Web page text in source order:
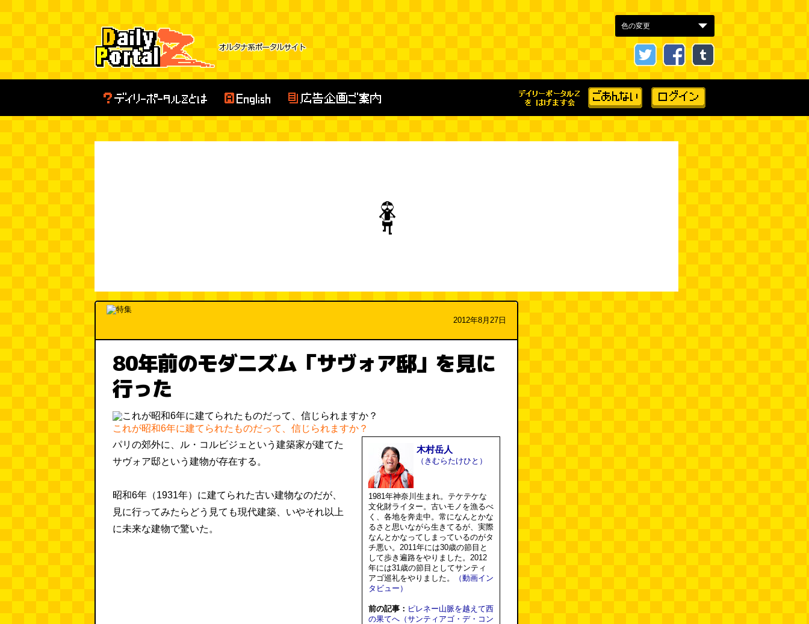
2012年8月27日
80年前のモダニズム「サヴォア邸」を見に
行った
これが昭和6年に建てられたものだって、信じられますか？
パリの郊外に、ル・コルビジェという建築家が建てた
サヴォア邸という建物が存在する。
昭和6年（1931年）に建てられた古い建物なのだが、
見に行ってみたらどう見ても現代建築、いやそれ以上
に未来な建物で驚いた。
木村岳人
（きむらたけひと）
1981年神奈川生まれ。テケテケな
文化財ライター。古いモノを漁るべ
く、各地を奔走中。常になんとかな
るさと思いながら生きてるが、実際
なんとかなってしまっているのがタ
チ悪い。2011年には30歳の節目と
して歩き遍路をやりました。2012
年には31歳の節目としてサンティ
アゴ巡礼をやりました。
（動画イン
タビュー）
前の記事： ピレネー山脈を越えて西
の果てへ（サンティアゴ・デ・コン